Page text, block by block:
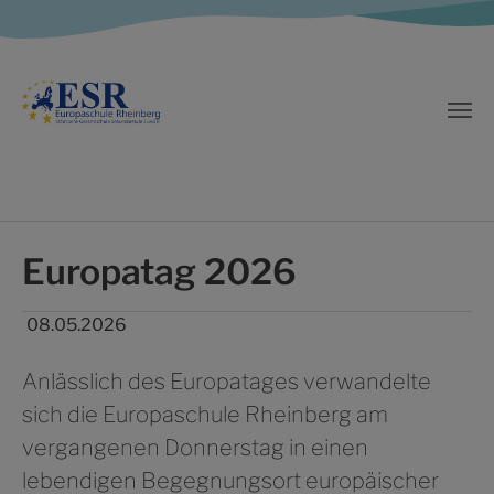
Zum Hauptinhalt springen
Europatag 2026
08.05.2026
Anlässlich des Europatages verwandelte
sich die Europaschule Rheinberg am
vergangenen Donnerstag in einen
lebendigen Begegnungsort europäischer